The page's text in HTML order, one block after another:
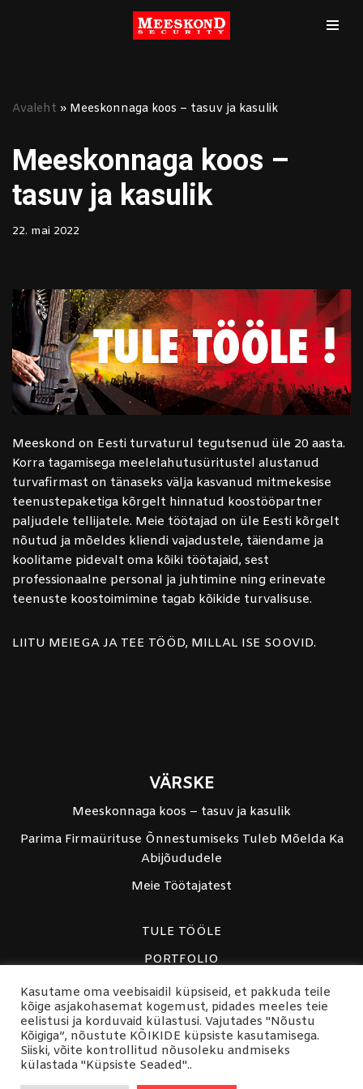
Avaleht » Meeskonnaga koos – tasuv ja kasulik
Meeskonnaga koos –
tasuv ja kasulik
22. mai 2022
Meeskond on Eesti turvaturul tegutsenud üle 20 aasta.
Korra tagamisega meelelahutusüritustel alustanud
turvafirmast on tänaseks välja kasvanud mitmekesise
teenustepaketiga kõrgelt hinnatud koostööpartner
paljudele tellijatele. Meie töötajad on üle Eesti kõrgelt
nõutud ja mõeldes kliendi vajadustele, täiendame ja
koolitame pidevalt oma kõiki töötajaid, sest
professionaalne personal ja juhtimine ning erinevate
teenuste koostoimimine tagab kõikide turvalisuse.
LIITU MEIEGA JA TEE TÖÖD, MILLAL ISE SOOVID.
VÄRSKE
Meeskonnaga koos – tasuv ja kasulik
Parima Firmaürituse Õnnestumiseks Tuleb Mõelda Ka
Abijõududele
Meie Töötajatest
TULE TÖÖLE
PORTFOLIO
PRIVAATSUSPOLIITIKA
FACEBOOK
©2022 MEESKOND
Kasutame oma veebisaidil küpsiseid, et pakkuda teile
kõige asjakohasemat kogemust, pidades meeles teie
eelistusi ja korduvaid külastusi. Vajutades "Nõustu
Kõigiga”, nõustute KÕIKIDE küpsiste kasutamisega.
Siiski, võite kontrollitud nõusoleku andmiseks
külastada "Küpsiste Seaded"..